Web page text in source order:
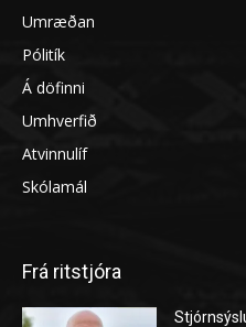
Umræðan
Pólitík
Á döfinni
Umhverfið
Atvinnulíf
Skólamál
Frá ritstjóra